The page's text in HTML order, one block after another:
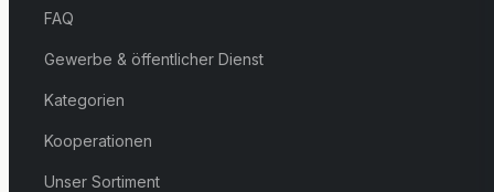
FAQ
Gewerbe & öffentlicher Dienst
Kategorien
Kooperationen
Unser Sortiment